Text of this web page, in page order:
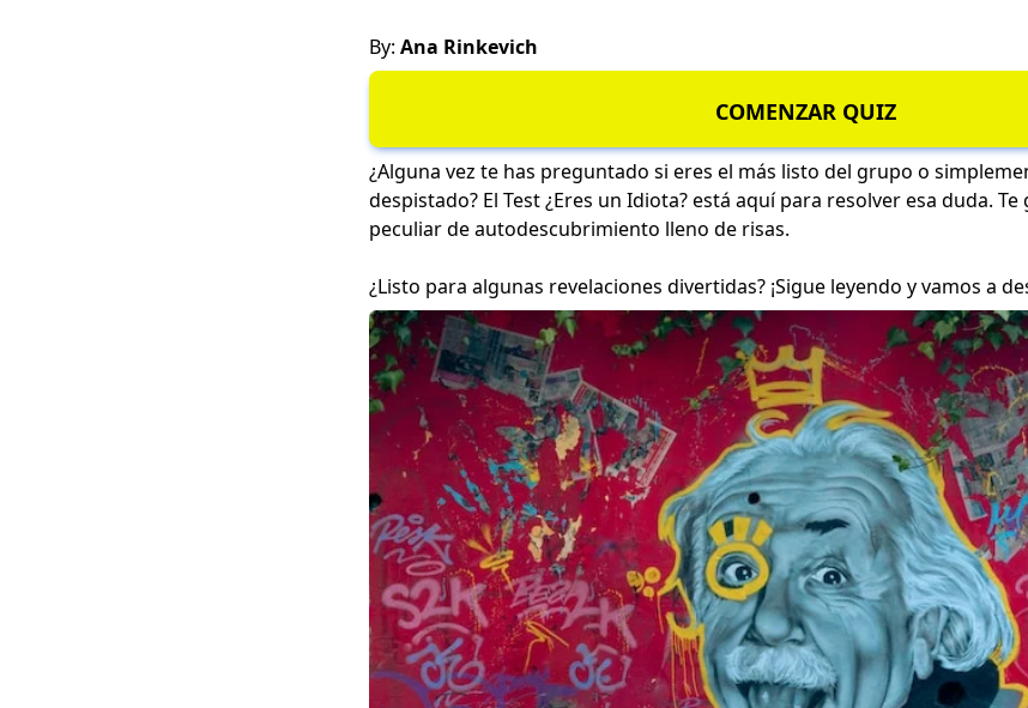
By: Ana Rinkevich
COMENZAR QUIZ
¿Alguna vez te has preguntado si eres el más listo del grupo o
despistado? El Test ¿Eres un Idiota? está aquí para resolver esa duda.
peculiar de autodescubrimiento lleno de risas.
¿Listo para algunas revelaciones divertidas? ¡Sigue leyendo y vamos a